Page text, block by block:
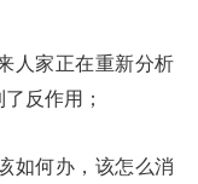
人家正在重新分析
反作用；
如何办，该怎么消